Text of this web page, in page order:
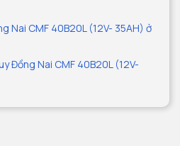
Nai CMF 40B20L (12V- 35AH) ở
Đồng Nai CMF 40B20L (12V-